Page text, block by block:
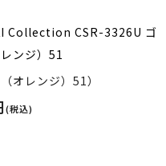
Collection CSR-3326U ゴ
ンジ）51
オレンジ）51）
(税込)